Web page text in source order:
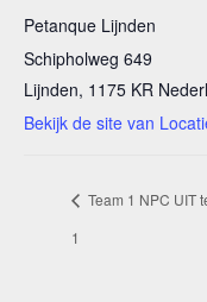
Petanque Lijnden
Schipholweg 649
Lijnden, 1175 KR
Bekijk de site van
Team 1 NPC UIT
1